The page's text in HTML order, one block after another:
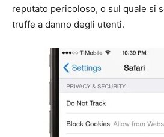
reputato pericoloso, o sul quale si
truffe a danno degli utenti.